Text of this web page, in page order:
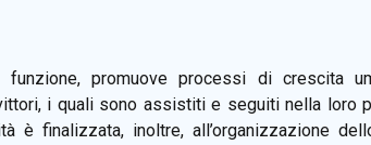
funzione, promuove processi di crescita
i quali sono assistiti e seguiti nella loro
è finalizzata, inoltre, all’organizzazione